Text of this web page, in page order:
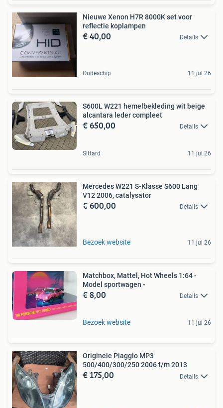
Nieuwe Xenon H7R 8000K set voor
reflectie koplampen
€ 40,00 Details
Oudeschip 11 jul 26
S600L W221 hemelbekleding wit beige
alcantara leder compleet
€ 650,00 Details
Sittard 11 jul 26
Mercedes W221 S-Klasse S600 Lang
V12 2006, catalysator
€ 600,00 Details
Bezoek website 11 jul 26
Matchbox, Mattel, Hot Wheels 1:64 -
Model sportwagen -
€ 8,00 Details
Bezoek website 11 jul 26
Originele Piaggio MP3
500/400/300/250 2006 t/m 2013
€ 175,00 Details